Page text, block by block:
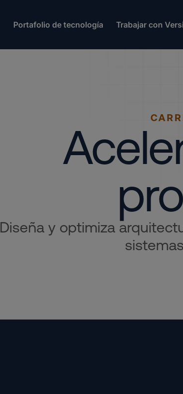
Portafolio de tecnología Trabajar con
Diseña y optimiza